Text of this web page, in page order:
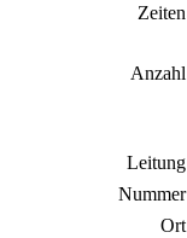
Zeiten
Anzahl
Leitung
Nummer
Ort